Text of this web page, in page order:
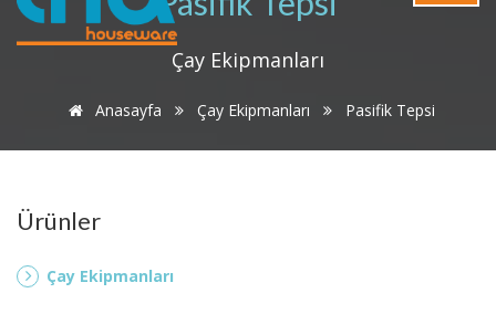
Çay Ekipmanları
Anasayfa Çay Ekipmanları Pasifik Tepsi
Ürünler
Çay Ekipmanları